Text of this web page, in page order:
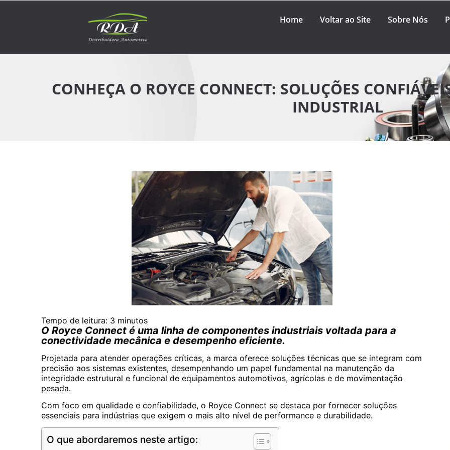
Home Voltar ao Site Sobre Nós
CONHEÇA O ROYCE CONNECT: SOLUÇÕES
INDUSTRIAL
Tempo de leitura: 3 minutos
O Royce Connect é uma linha de componentes industriais voltada para a
conectividade mecânica e desempenho eficiente.
Projetada para atender operações críticas, a marca oferece soluções técnicas que se integram com
precisão aos sistemas existentes, desempenhando um papel fundamental na manutenção da
integridade estrutural e funcional de equipamentos automotivos, agrícolas e de movimentação
pesada.
Com foco em qualidade e confiabilidade, o Royce Connect se destaca por fornecer soluções
essenciais para indústrias que exigem o mais alto nível de performance e durabilidade.
O que abordaremos neste artigo: